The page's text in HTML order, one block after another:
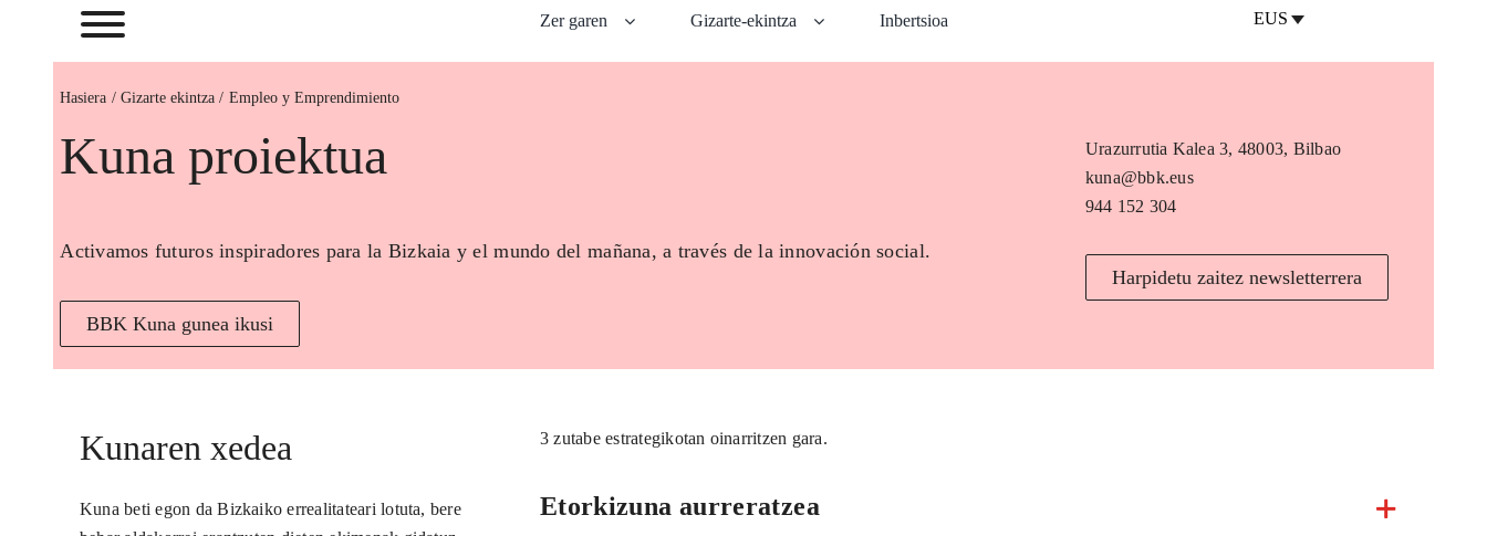
Zer garen Gizarte-ekintza Inbertsioa EUS
Hasiera Empleo y Emprendimiento
Kuna proiektua
Activamos futuros inspiradores para la Bizkaia y el mundo del mañana, a través de la innovación social.
BBK Kuna gunea ikusi
Urazurrutia Kalea 3, 48003, Bilbao
kuna@bbk.eus
944 152 304
Harpidetu zaitez newsletterrera
Kunaren xedea
Kuna beti egon da Bizkaiko errealitateari lotuta, bere
3 zutabe estrategikotan oinarritzen gara.
Etorkizuna aurreratzea